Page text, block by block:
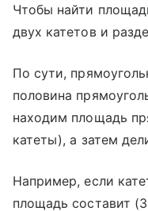
Чтобы найти
двух катетов и
По сути,
половина
находим площадь
катеты), а затем
Например, если
площадь составит